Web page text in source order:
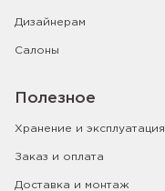
Дизайнерам
Салоны
Полезное
Хранение и эксплуатация
Заказ и оплата
Доставка и монтаж